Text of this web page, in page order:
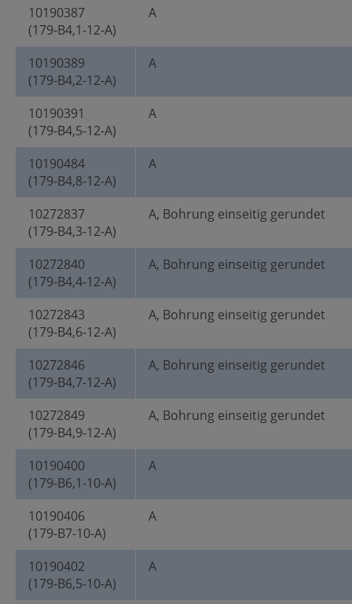
10190387
(179-B4,1-12-A)
A
10190389
(179-B4,2-12-A)
A
10190391
(179-B4,5-12-A)
A
10190484
(179-B4,8-12-A)
A
10272837
(179-B4,3-12-A)
A, Bohrung einseitig gerundet
10272840
(179-B4,4-12-A)
A, Bohrung einseitig gerundet
10272843
(179-B4,6-12-A)
A, Bohrung einseitig gerundet
10272846
(179-B4,7-12-A)
A, Bohrung einseitig gerundet
10272849
(179-B4,9-12-A)
A, Bohrung einseitig gerundet
10190400
(179-B6,1-10-A)
A
10190406
(179-B7-10-A)
A
10190402
(179-B6,5-10-A)
A